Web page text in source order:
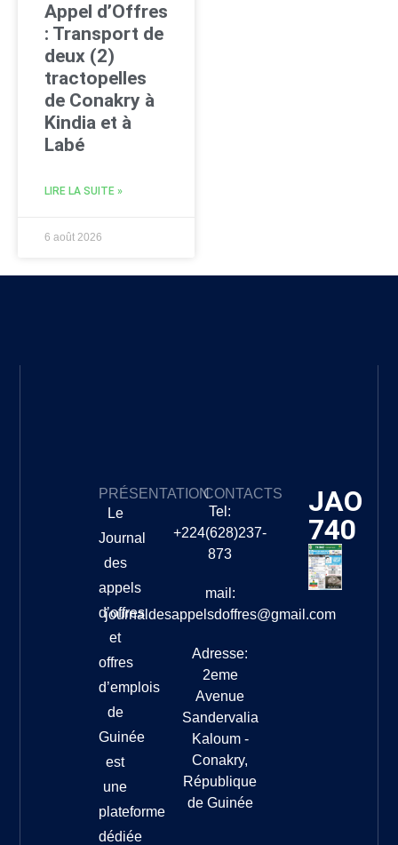
Appel d’Offres
: Transport de
deux (2)
tractopelles
de Conakry à
Kindia et à
Labé
LIRE LA SUITE »
6 août 2026
PRÉSENTATION
Le
Journal
des
appels
d’offres
et
offres
d’emplois
de
Guinée
est
une
plateforme
dédiée
CONTACTS
Tel:
+224(628)237-
873
mail:
journaldesappelsdoffres@gmail.com
Adresse:
2eme
Avenue
Sandervalia
Kaloum -
Conakry,
République
de Guinée
JAO
740